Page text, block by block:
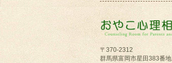
〒370-2312
群馬県富岡市星田383番地